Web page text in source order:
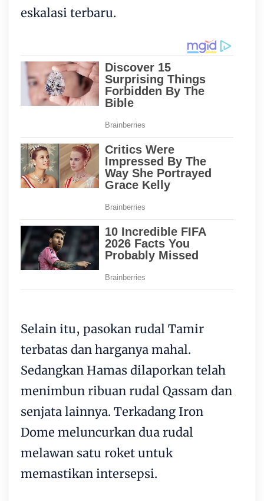
eskalasi terbaru.
Selain itu, pasokan rudal Tamir
terbatas dan harganya mahal.
Sedangkan Hamas dilaporkan telah
menimbun ribuan rudal Qassam dan
senjata lainnya. Terkadang Iron
Dome meluncurkan dua rudal
melawan satu roket untuk
memastikan intersepsi.